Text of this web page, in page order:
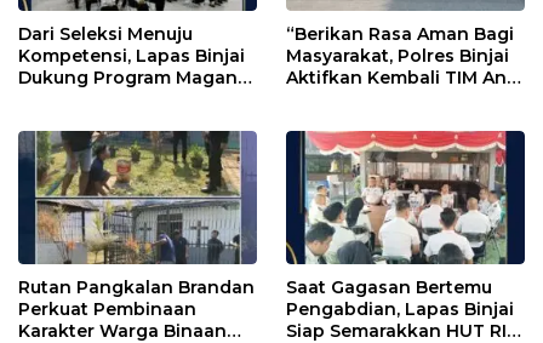
Dari Seleksi Menuju
Kompetensi, Lapas Binjai
Dukung Program Magang
“Berikan Rasa Aman Bagi
Masyarakat, Polres Binjai
Aktifkan Kembali TIM Anti
Rutan Pangkalan Brandan
Perkuat Pembinaan
Karakter Warga Binaan
Saat Gagasan Bertemu
Pengabdian, Lapas Binjai
Siap Semarakkan HUT RI